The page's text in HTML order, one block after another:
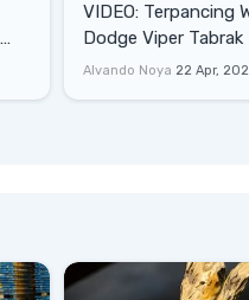
VIDEO: Terpancing
Dodge Viper Tabrak
Saat Burnout
Alvando Noya 22 Apr,